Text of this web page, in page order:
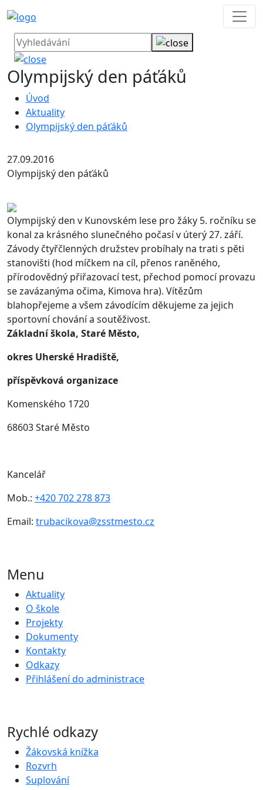
Olympijský den páťáků
Úvod
Aktuality
Olympijský den páťáků
27.09.2016
Olympijský den páťáků
Olympijský den v Kunovském lese pro žáky 5. ročníku se
konal za krásného slunečného počasí v úterý 27. září.
Závody čtyřčlenných družstev probíhaly na trati s pěti
stanovišti (hod míčkem na cíl, přenos raněného,
přírodovědný přiřazovací test, přechod pomocí provazu
se zavázanýma očima, Kimova hra). Vítězům
blahopřejeme a všem závodícím děkujeme za jejich
sportovní chování a soutěživost.
Základní škola, Staré Město,
okres Uherské Hradiště,
příspěvková organizace
Komenského 1720
68603 Staré Město
Kancelář
Mob.: +420 702 278 873
Email: trubacikova@zsstmesto.cz
Menu
Aktuality
O škole
Projekty
Dokumenty
Kontakty
Odkazy
Přihlášení do administrace
Rychlé odkazy
Žákovská knížka
Rozvrh
Suplování